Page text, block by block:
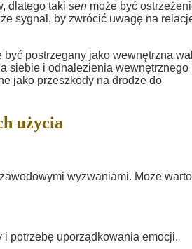
dlatego taki sen może być
sygnał, by zwrócić uwagę na
być postrzegany jako wewnętrzna
siebie i odnalezienia wewnętrznego
jako przeszkody na drodze do
użycia
wyzwaniami. Może warto
potrzebę uporządkowania emocji.